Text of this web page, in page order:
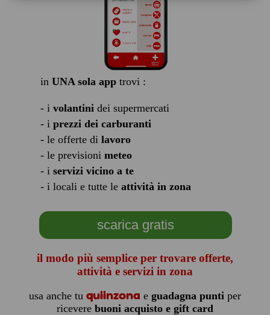
in UNA sola apptrovi :
- i volantinidei supermercati
- i prezzi dei carburanti
- le offerte di lavoro
- le previsioni meteo
- i servizi vicino a te
- i locali e tutte le attività in zona
scarica gratis
il modo più semplice per trovare offerte,
attività e servizi in zona
usa anche tu quiinzona e guadagna puntiper
ricevere buoni acquisto e gift card